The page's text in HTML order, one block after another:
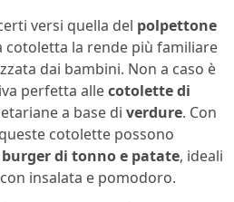
versi quella del polpettone
cotoletta la rende più familiare
dai bambini. Non a caso è
perfetta allecotolette di
a base di verdure. Con
cotolette possono
burger di tonno e patate, ideali
insalata e pomodoro.